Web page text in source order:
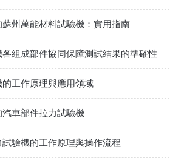
州萬能材料試驗機：實用指南
組成部件協同保障測試結果的準確性
工作原理與應用領域
車部件拉力試驗機
驗機的工作原理與操作流程